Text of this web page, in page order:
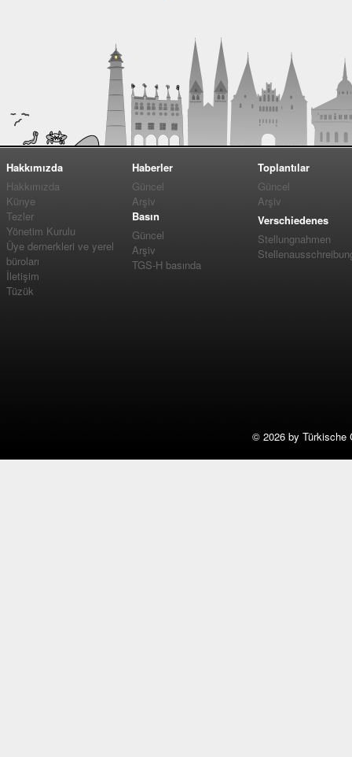
Hakkımızda
Hakkımızda
Künye
Tezler
Yönetim Kurulu
Üye dernerkleri ve yerel
büroları
İletişim
Tüzük
Haberler
Güncel
Arşiv
Basın
Güncel
Arşiv
TGS-H basında
Toplantılar
Güncel
Arşiv
Verschiedenes
Stellungnahmen
© 2026 by Türkische